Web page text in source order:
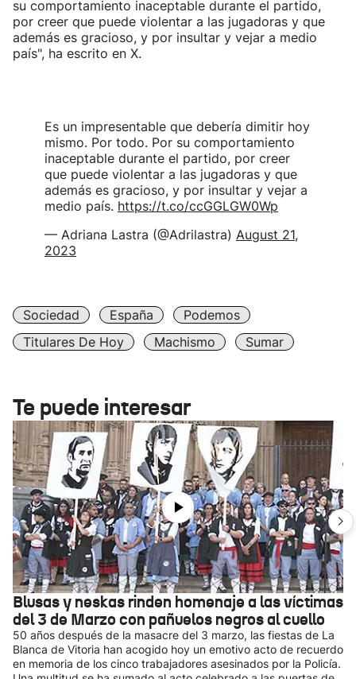
su comportamiento inaceptable durante el partido,
por creer que puede violentar a las jugadoras y que
además es gracioso, y por insultar y vejar a medio
país", ha escrito en X.
Es un impresentable que debería dimitir hoy
mismo. Por todo. Por su comportamiento
inaceptable durante el partido, por creer
que puede violentar a las jugadoras y que
además es gracioso, y por insultar y vejar a
medio país. https://t.co/ccGGLGW0Wp
— Adriana Lastra (@Adrilastra) August 21,
2023
Sociedad España
Podemos
Titulares De Hoy
Machismo Sumar
Te puede interesar
Blusas y neskas rinden homenaje a las víctimas
del 3 de Marzo con pañuelos negros al cuello
50 años después de la masacre del 3 marzo, las fiestas de La
Blanca de Vitoria han acogido hoy un emotivo acto de recuerdo
en memoria de los cinco trabajadores asesinados por la Policía.